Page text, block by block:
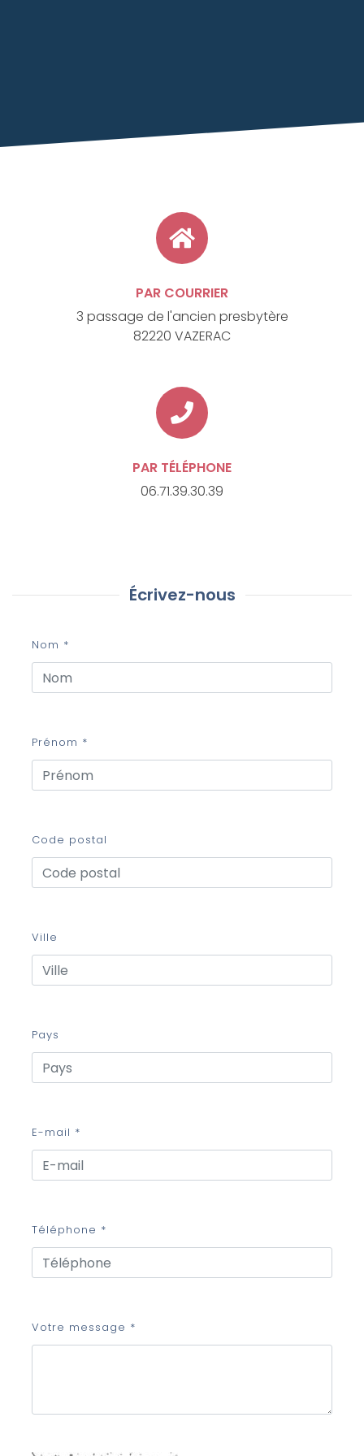
PAR COURRIER
3 passage de l'ancien presbytère
82220 VAZERAC
PAR TÉLÉPHONE
06.71.39.30.39
Écrivez-nous
Nom *
Prénom *
Code postal
Ville
Pays
E-mail *
Téléphone *
Votre message *